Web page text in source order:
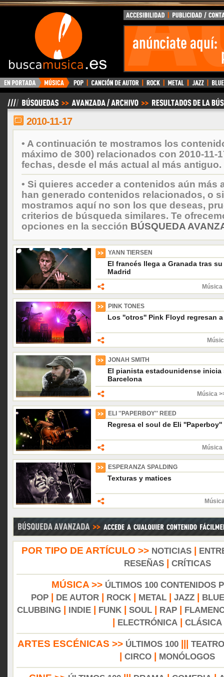
BuscaMusica.es
2010-11-17
• A continuación te mostramos los
máximo de 300) relacionados con 2010-11-
fechas, desde el más actual al más antiguo.
• Si quieres acceder a contenidos aún más
han generado contenidos relacionados, o
mostramos aquí no son los que deseas,
criterios de búsqueda similares. Te
opciones en la sección BÚSQUEDA
YANN TIERSEN
El francés llega a Granada tras
Madrid
PINK TONES
Los ''otros'' Pink Floyd regresan
JONAH SMITH
El pianista estadounidense inicia
Barcelona
Música
ELI ''PAPERBOY'' REED
Regresa el soul de Eli ''Paperboy''
ESPERANZA SPALDING
Texturas y matices
POR TIPO DE ARTÍCULO >> NOTICIAS|
RESEÑAS| CRÍTICAS
MÚSICA >> ÚLTIMOS 100 CONTENIDOS
POP
DE AUTOR ROCK METAL JAZZ
CLUBBING
INDIE FUNK SOUL RAP
ELECTRÓNICA CLÁSICA
ARTES ESCÉNICAS >> ÚLTIMOS 100||| TEATRO
CIRCO MONÓLOGOS